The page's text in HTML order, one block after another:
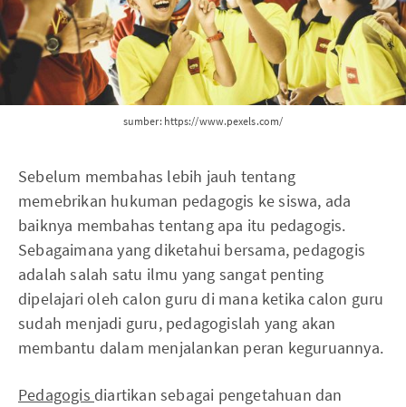
sumber: https://www.pexels.com/
Sebelum membahas lebih jauh tentang
memebrikan hukuman pedagogis ke siswa, ada
baiknya membahas tentang apa itu pedagogis.
Sebagaimana yang diketahui bersama, pedagogis
adalah salah satu ilmu yang sangat penting
dipelajari oleh calon guru di mana ketika calon guru
sudah menjadi guru, pedagogislah yang akan
membantu dalam menjalankan peran keguruannya.
Pedagogis diartikan sebagai pengetahuan dan